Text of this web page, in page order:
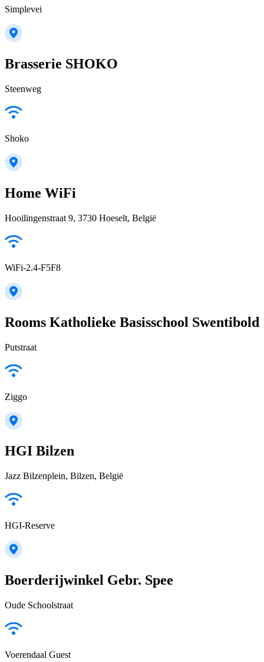
Simplevei
Brasserie SHOKO
Steenweg
Shoko
Home WiFi
Hooilingenstraat 9, 3730 Hoeselt, België
WiFi-2.4-F5F8
Rooms Katholieke Basisschool Swentibold
Putstraat
Ziggo
HGI Bilzen
Jazz Bilzenplein, Bilzen, België
HGI-Reserve
Boerderijwinkel Gebr. Spee
Oude Schoolstraat
Voerendaal Guest